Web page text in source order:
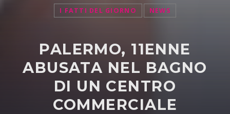
I FATTI DEL GIORNO NEWS
PALERMO, 11ENNE
ABUSATA NEL BAGNO
DI UN CENTRO
COMMERCIALE